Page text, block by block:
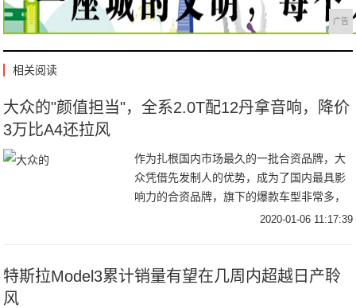
广告
相关阅读
大众的"颜值担当"，全系2.0T配12丹拿音响，降价
3万比A4还拉风
作为扎根国内市场最久的一批合资品牌，大
众凭借先发制人的优势，成为了国内最具影
响力的合资品牌，旗下的爆款车型非常多，
大街小巷都能看到大众汽车疾驰的身影。然
2020-01-06 11:17:39
特斯拉Model3累计销量有望在几周内超越日产聆
风